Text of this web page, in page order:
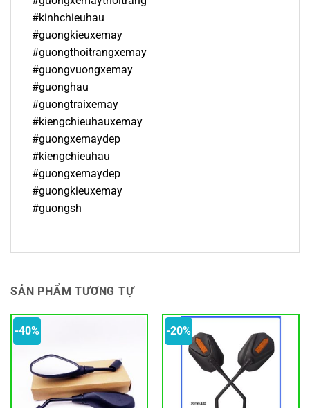
#kinhchieuhau
#guongkieuxemay
#guongthoitrangxemay
#guongvuongxemay
#guonghau
#guongtraixemay
#kiengchieuhauxemay
#guongxemaydep
#kiengchieuhau
#guongxemaydep
#guongkieuxemay
#guongsh
SẢN PHẨM TƯƠNG TỰ
-40% -20%